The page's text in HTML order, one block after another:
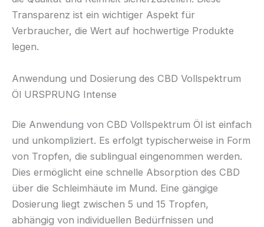
Transparenz ist ein wichtiger Aspekt für
Verbraucher, die Wert auf hochwertige Produkte
legen.
Anwendung und Dosierung des CBD Vollspektrum
Öl URSPRUNG Intense
Die Anwendung von CBD Vollspektrum Öl ist einfach
und unkompliziert. Es erfolgt typischerweise in Form
von Tropfen, die sublingual eingenommen werden.
Dies ermöglicht eine schnelle Absorption des CBD
über die Schleimhäute im Mund. Eine gängige
Dosierung liegt zwischen 5 und 15 Tropfen,
abhängig von individuellen Bedürfnissen und